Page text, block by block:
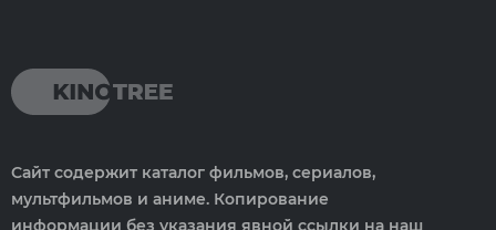
Сайт содержит каталог фильмов, сериалов,
мультфильмов и аниме. Копирование
информации без указания явной ссылки на наш